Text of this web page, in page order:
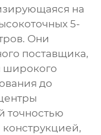
на
5-
. Они
поставщика,
широкого
до
точностью